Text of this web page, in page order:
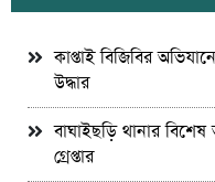
কাপ্তাই বিজিবির
উদ্ধার
বাঘাইছড়ি থানার
গ্রেপ্তার